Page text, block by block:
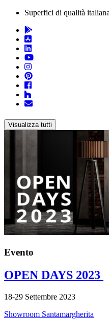
Superfici di qualità
Visualizza tutti
Evento
OPEN DAYS 2023
18-29 Settembre 2023
Showroom Santamargherita